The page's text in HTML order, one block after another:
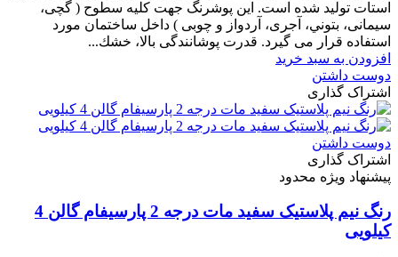
استات تولید شده است. این پوشرنگ جهت کلیه سطوح ( گچی،
سیمانی، بتوني، آجری، آردواز و چوبی ) داخل ساختمان مورد
استفاده قرار می گیرد. قدرت پوشانندگی بالا، خشك...
افزودن به سبد خرید
دوست داشتن
اشتراک گذاری
دوست داشتن
اشتراک گذاری
پیشنهاد ویژه محدود
رنگ نیم پلاستیک سفید مات درجه 2 پارسیفام گالن 4
کیلویی